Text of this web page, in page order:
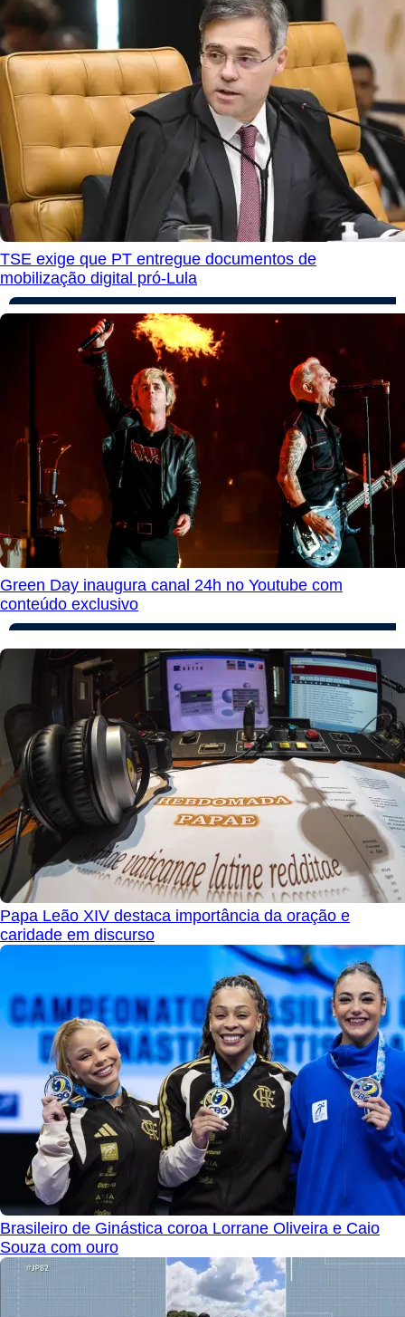
TSE exige que PT entregue documentos de
mobilização digital pró-Lula
Green Day inaugura canal 24h no Youtube com
conteúdo exclusivo
Papa Leão XIV destaca importância da oração e
caridade em discurso
Brasileiro de Ginástica coroa Lorrane Oliveira e Caio
Souza com ouro